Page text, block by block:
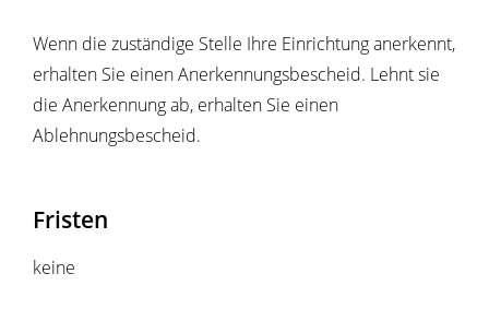
Wenn die zuständige Stelle Ihre Einrichtung anerkennt,
erhalten Sie einen Anerkennungsbescheid. Lehnt sie
die Anerkennung ab, erhalten Sie einen
Ablehnungsbescheid.
Fristen
keine